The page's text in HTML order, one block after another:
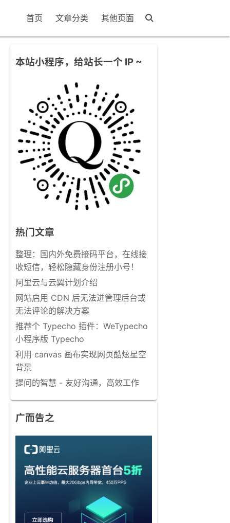
首页 文章分类 其他页面
本站小程序，给站长一个 IP ~
热门文章
整理：国内外免费接码平台，在线接
收短信，轻松隐藏身份注册小号！
阿里云与云翼计划介绍
网站启用 CDN 后无法进管理后台或
无法评论的解决方案
推荐个 Typecho 插件：WeTypecho
小程序版 Typecho
利用 canvas 画布实现网页酷炫星空
背景
提问的智慧 - 友好沟通，高效工作
广而告之